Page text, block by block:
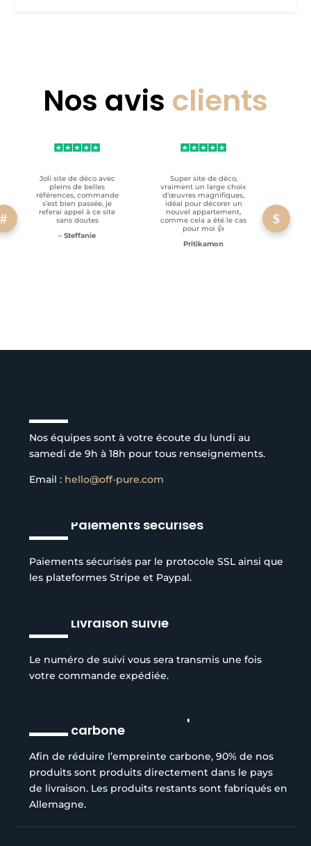
Nos avis clients
Joli site de déco avec
pleins de belles
références, commande
s’est bien passée, je
referai appel à ce site
sans doutes
– Steffanie
Super site de déco,
vraiment un large choix
d’œuvres magnifiques,
idéal pour décorer un
nouvel appartement,
comme cela a été le cas
pour moi 👍
Pritikamon
Nos équipes sont à votre écoute du lundi au
samedi de 9h à 18h pour tous renseignements.
Email : hello@off-pure.com
Paiements sécurisés
Paiements sécurisés par le protocole SSL ainsi que
les plateformes Stripe et Paypal.
Livraison suivie
Le numéro de suivi vous sera transmis une fois
votre commande expédiée.
Réduction de l’empreinte
carbone
Afin de réduire l’empreinte carbone, 90% de nos
produits sont produits directement dans le pays
de livraison. Les produits restants sont fabriqués en
Allemagne.